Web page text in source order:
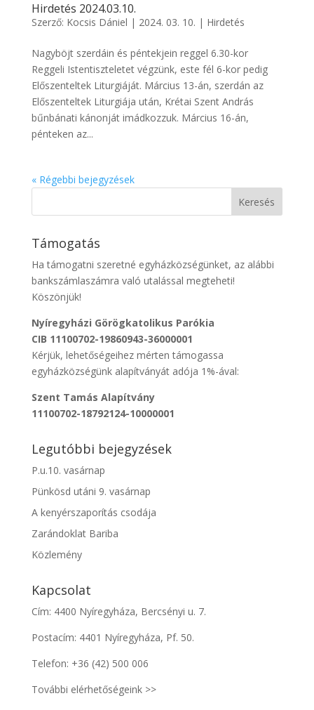
Hirdetés 2024.03.10.
Szerző: Kocsis Dániel | 2024. 03. 10. | Hirdetés
Nagyböjt szerdáin és péntekjein reggel 6.30-kor
Reggeli Istentiszteletet végzünk, este fél 6-kor pedig
Előszenteltek Liturgiáját. Március 13-án, szerdán az
Előszenteltek Liturgiája után, Krétai Szent András
bűnbánati kánonját imádkozzuk. Március 16-án,
pénteken az...
« Régebbi bejegyzések
Támogatás
Ha támogatni szeretné egyházközségünket, az alábbi
bankszámlaszámra való utalással megteheti!
Köszönjük!
Nyíregyházi Görögkatolikus Parókia
CIB 11100702-19860943-36000001
Kérjük, lehetőségeihez mérten támogassa
egyházközségünk alapítványát adója 1%-ával:
Szent Tamás Alapítvány
11100702-18792124-10000001
Legutóbbi bejegyzések
P.u.10. vasárnap
Pünkösd utáni 9. vasárnap
A kenyérszaporítás csodája
Zarándoklat Bariba
Közlemény
Kapcsolat
Cím: 4400 Nyíregyháza, Bercsényi u. 7.
Postacím: 4401 Nyíregyháza, Pf. 50.
Telefon: +36 (42) 500 006
További elérhetőségeink >>